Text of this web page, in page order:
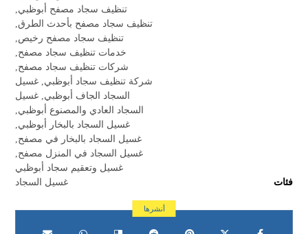
تنظيف سجاد مصفح أبوظبي,
تنظيف سجاد مصفح بأحدث الطرق,
تنظيف سجاد مصفح رخيص,
خدمات تنظيف سجاد مصفح,
شركات تنظيف سجاد مصفح,
شركة تنظيف سجاد أبوظبي, غسيل
السجاد الجاف أبوظبي, غسيل
السجاد العادي والمصنوع أبوظبي,
غسيل السجاد بالبخار أبوظبي,
غسيل السجاد بالبخار في مصفح,
غسيل السجاد في المنزل مصفح,
غسيل وتعقيم سجاد أبوظبي
فئات
غسيل السجاد